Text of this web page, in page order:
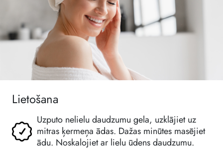
Lietošana
Uzputo nelielu daudzumu gela, uzklājiet uz
mitras ķermeņa ādas. Dažas minūtes masējiet
ādu. Noskalojiet ar lielu ūdens daudzumu.